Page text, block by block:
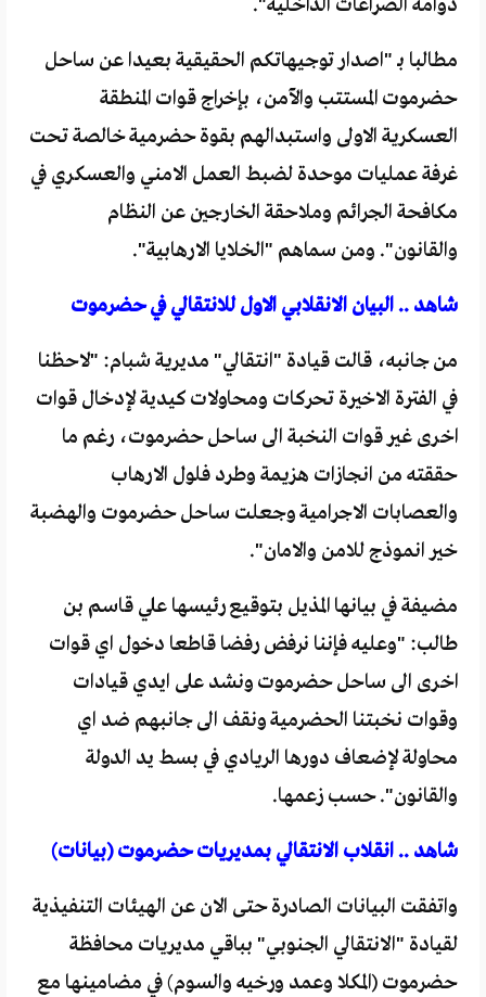
دوامة الصراعات الداخلية".
مطالبا بـ "اصدار توجيهاتكم الحقيقية بعيدا عن ساحل
حضرموت المستتب والآمن، بإخراج قوات المنطقة
العسكرية الاولى واستبدالهم بقوة حضرمية خالصة تحت
غرفة عمليات موحدة لضبط العمل الامني والعسكري في
مكافحة الجرائم وملاحقة الخارجين عن النظام
والقانون". ومن سماهم "الخلايا الارهابية".
شاهد .. البيان الانقلابي الاول للانتقالي في حضرموت
من جانبه، قالت قيادة "انتقالي" مديرية شبام: "لاحظنا
في الفترة الاخيرة تحركات ومحاولات كيدية لإدخال قوات
اخرى غير قوات النخبة الى ساحل حضرموت، رغم ما
حققته من انجازات هزيمة وطرد فلول الارهاب
والعصابات الاجرامية وجعلت ساحل حضرموت والهضبة
خير انموذج للامن والامان".
مضيفة في بيانها المذيل بتوقيع رئيسها علي قاسم بن
طالب: "وعليه فإننا نرفض رفضا قاطعا دخول اي قوات
اخرى الى ساحل حضرموت ونشد على ايدي قيادات
وقوات نخبتنا الحضرمية ونقف الى جانبهم ضد اي
محاولة لإضعاف دورها الريادي في بسط يد الدولة
والقانون". حسب زعمها.
شاهد .. انقلاب الانتقالي بمديريات حضرموت (بيانات)
واتفقت البيانات الصادرة حتى الان عن الهيئات التنفيذية
لقيادة "الانتقالي الجنوبي" بباقي مديريات محافظة
حضرموت (المكلا وعمد ورخيه والسوم) في مضامينها مع